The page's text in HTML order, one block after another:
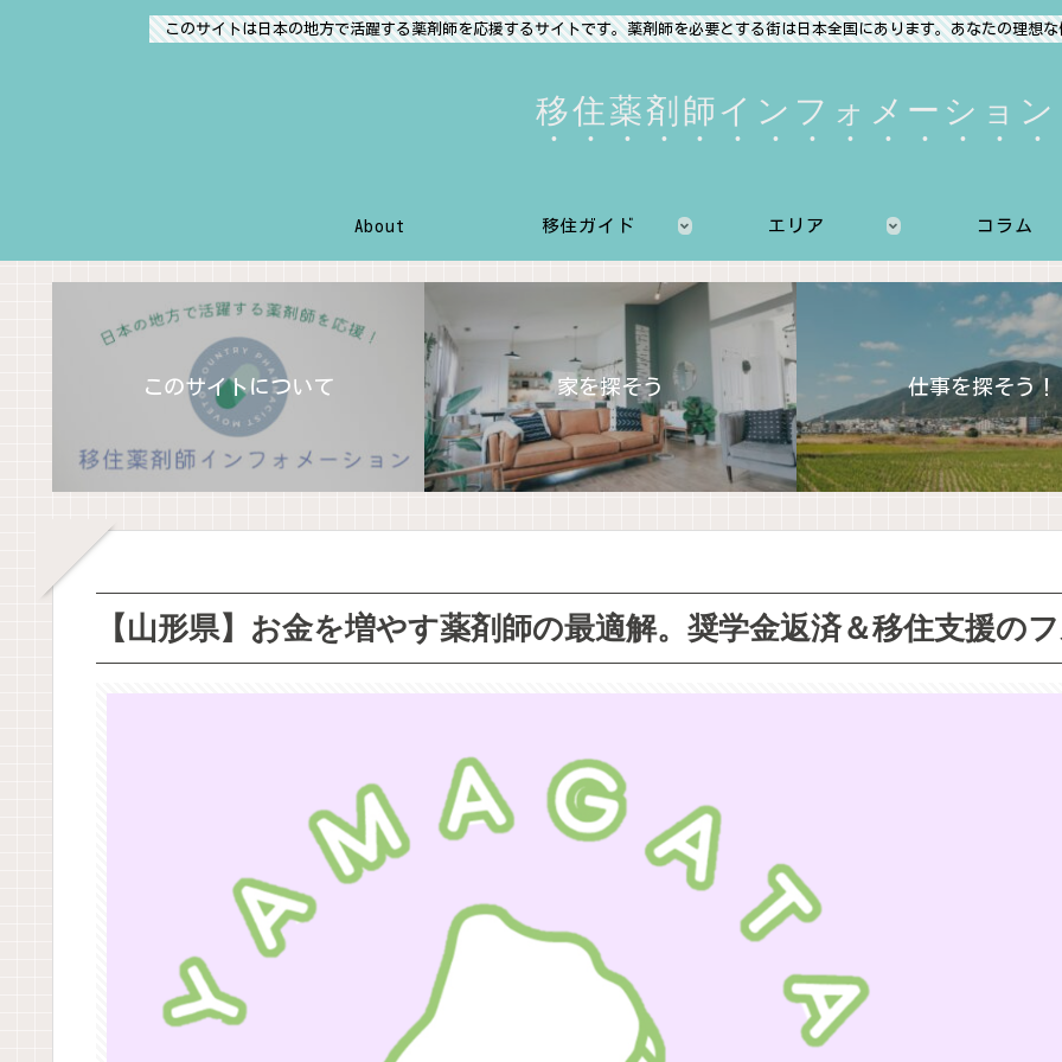
このサイトは日本の地方で活躍する薬剤師を応援するサイトです。薬剤師を必要とする街は日本全国にあります。あなたの理想
移住薬剤師インフォメーション
About 移住ガイド エリア コラム
このサイトについて 家を探そう 仕事を探そう！
【山形県】お金を増やす薬剤師の最適解。奨学金返済＆移住支援の